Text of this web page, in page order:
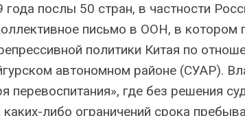
послы 50 стран, в частности
письмо в ООН, в котором
политики Китая по
автономном районе (СУАР).
перевоспитания», где без решения
каких-либо ограничений срока